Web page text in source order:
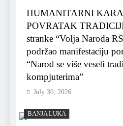
HUMANITARNI
POVRATAK
stranke “Volja Naroda
podržao manifestaciju
“Narod se više veseli
kompjuterima”
July 30, 2026
BANJA LUKA